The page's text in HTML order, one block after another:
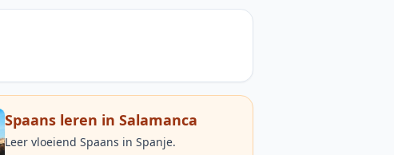
Spaans leren in Salamanca
Leer vloeiend Spaans in Spanje.